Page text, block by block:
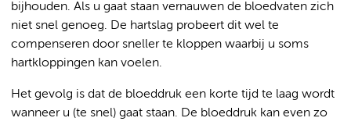
bijhouden. Als u gaat staan vernauwen de bloedvaten zich
niet snel genoeg. De hartslag probeert dit wel te
compenseren door sneller te kloppen waarbij u soms
hartkloppingen kan voelen.
Het gevolg is dat de bloeddruk een korte tijd te laag wordt
wanneer u (te snel) gaat staan. De bloeddruk kan even zo